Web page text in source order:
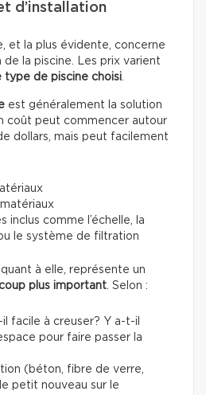
d’installation
et la plus évidente, concerne
de la piscine. Les prix varient
type de piscine choisi.
est généralement la solution
coût peut commencer autour
dollars, mais peut facilement
inclus comme l’échelle, la
le système de filtration
quant à elle, représente un
plus important. Selon :
facile à creuser? Y a-t-il
pour faire passer la
(béton, fibre de verre,
petit nouveau sur le